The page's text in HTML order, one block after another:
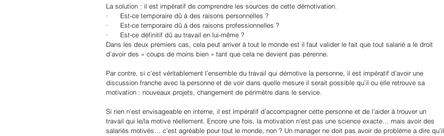
La solution : il est impératif de comprendre les sources de cette démotivation.
·      Est-ce temporaire dû à des raisons personnelles ?
·      Est-ce temporaire dû à des raisons professionnelles ?
·      Est-ce définitif dû au travail en lui-même ?
Dans les deux premiers cas, cela peut arriver à tout le monde est il faut valider le fait que tout salarié a le droit
d’avoir des « coups de moins bien » tant que cela ne devient pas pérenne.
Par contre, si c’est véritablement l’ensemble du travail qui démotive la personne, il est impératif d’avoir une
discussion franche avec la personne et de voir dans quelle mesure il serait possible qu’il ou elle retrouve sa
motivation : nouveaux projets, changement de périmètre dans le service.
Si rien n’est envisageable en interne, il est impératif d’accompagner cette personne et de l’aider à trouver un
travail qui le/la motive réellement. Encore une fois, la motivation n’est pas une science exacte… mais avoir des
salariés motivés… c’est agréable pour tout le monde, non ? Un manager ne doit pas avoir de problème a dire qu’il